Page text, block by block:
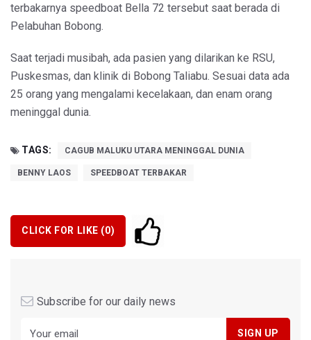
terbakarnya speedboat Bella 72 tersebut saat berada di
Pelabuhan Bobong.
Saat terjadi musibah, ada pasien yang dilarikan ke RSU,
Puskesmas, dan klinik di Bobong Taliabu. Sesuai data ada
25 orang yang mengalami kecelakaan, dan enam orang
meninggal dunia.
TAGS: CAGUB MALUKU UTARA MENINGGAL DUNIA
BENNY LAOS SPEEDBOAT TERBAKAR
CLICK FOR LIKE (0)
Subscribe for our daily news